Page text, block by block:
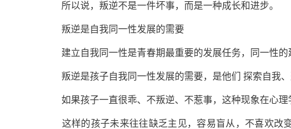
所以说，叛逆不是一件坏事，而是一种成长和进步。
叛逆是自我同一性发展的需要
建立自我同一性是青春期最重要的发展任务，同一性的
叛逆是孩子自我同一性发展的需要，是他们 探索自我、
如果孩子一直很乖、不叛逆、不惹事，这种现象在心理学
这样的孩子未来往往缺乏主见，容易盲从，不喜欢改